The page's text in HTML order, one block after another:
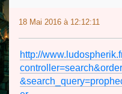
18 Mai 2016 à 12:12:11
http://